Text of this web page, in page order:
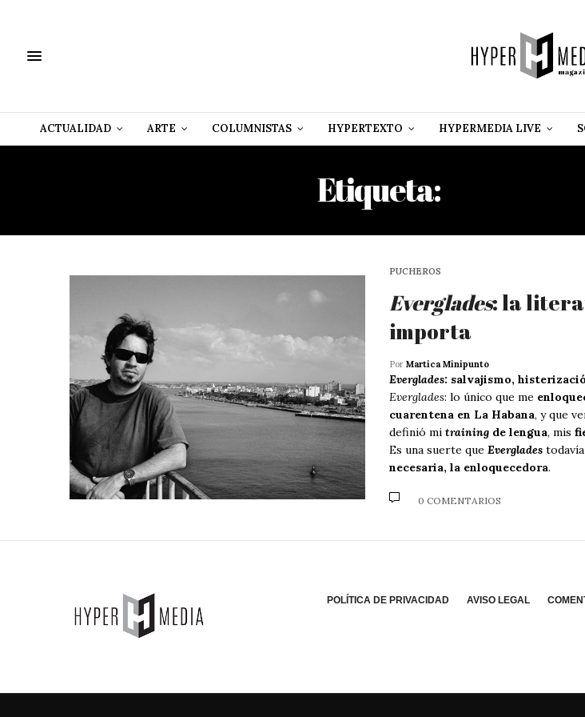
ACTUALIDAD ARTE COLUMNISTAS HYPERTEXTO HYPERMEDIA LIVE
Etiqueta:
PUCHEROS
Everglades: la
importa
Por Martica Minipunto
Everglades: salvajismo,
Everglades: lo único que me
cuarentena en La Habana, y que
definió mi training de lengua, mis
Es una suerte que Everglades
necesaria, la enloquecedora.
0 COMENTARIOS
POLÍTICA DE PRIVACIDAD AVISO LEGAL